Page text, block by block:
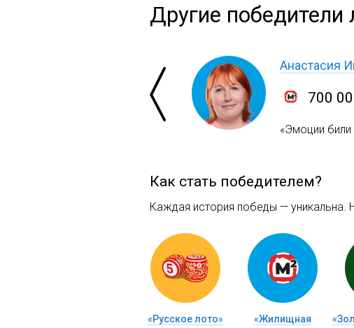
Другие
Анастасия
700
«Эмоции били
Как стать победителем?
Каждая история победы — уникальна.
«Русское лото»
«Жилищная